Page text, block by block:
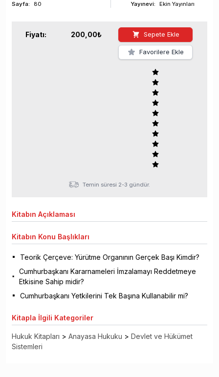
Sayfa: 80
Yayınevi:
Ekin Yayınları
Fiyatı: 200,00₺ Sepete Ekle
Favorilere Ekle
Temin süresi 2-3 gündür.
Kitabın Açıklaması
Kitabın Konu Başlıkları
Teorik Çerçeve: Yürütme Organının Gerçek Başı Kimdir?
Cumhurbaşkanı Kararnameleri İmzalamayı Reddetmeye
Etkisine Sahip midir?
Cumhurbaşkanı Yetkilerini Tek Başına Kullanabilir mi?
Kitapla İlgili Kategoriler
Hukuk Kitapları > Anayasa Hukuku > Devlet ve Hükümet
Sistemleri